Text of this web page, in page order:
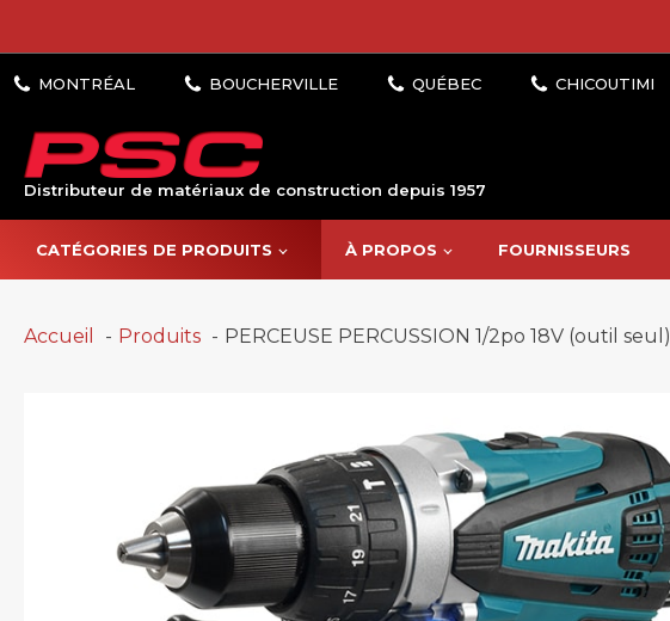
Distributeur de matériaux de construction depuis 1957
CATÉGORIES DE PRODUITS À PROPOS FOURNISSEURS
Accueil Produits PERCEUSE PERCUSSION 1/2po 18V (outil seul)